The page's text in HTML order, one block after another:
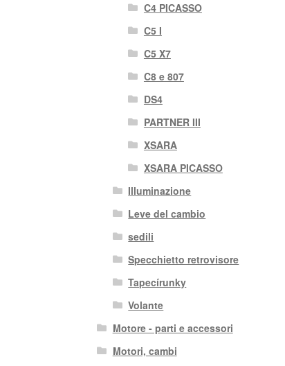
C4 PICASSO
C5 I
C5 X7
C8 e 807
DS4
PARTNER III
XSARA
XSARA PICASSO
Illuminazione
Leve del cambio
sedili
Specchietto retrovisore
Tapecírunky
Volante
Motore - parti e accessori
Motori, cambi